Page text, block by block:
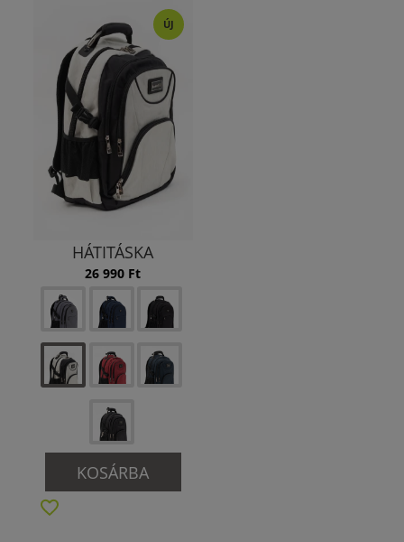
ÚJ
HÁTITÁSKA
26 990 Ft
KOSÁRBA